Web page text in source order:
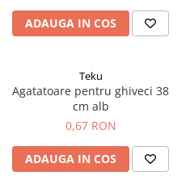
Pastarnac
patrunjel
Seminte plante aromatice
Seminte cereale
Cereale paioase
Floarea-Soarelui
ADAUGA IN COS
Teku
Agatatoare pentru ghiveci 38
cm alb
0,67 RON
ADAUGA IN COS